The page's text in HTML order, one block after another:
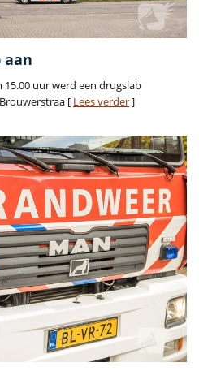
uur werd een drugslab
[ Lees verder]